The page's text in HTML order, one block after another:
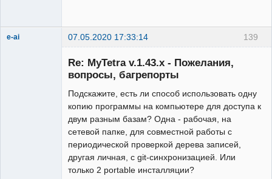
139
e-ai 07.05.2020 17:33:14
Re: MyTetra v.1.43.x - Пожелания,
вопросы, багрепорты
Подскажите, есть ли способ использовать одну
копию программы на компьютере для доступа к
двум разным базам? Одна - рабочая, на
сетевой папке, для совместной работы с
периодической проверкой дерева записей,
другая личная, с git-синхронизацией. Или
только 2 portable инсталляции?